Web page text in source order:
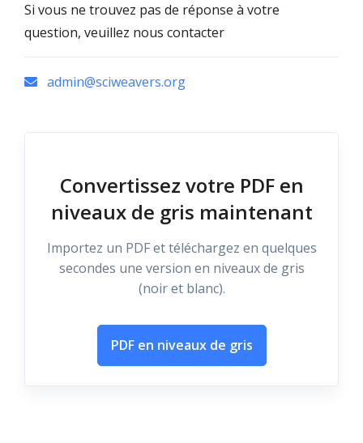
Si vous ne trouvez pas de réponse à votre
question, veuillez nous contacter
admin@sciweavers.org
Convertissez votre PDF en
niveaux de gris maintenant
Importez un PDF et téléchargez en quelques
secondes une version en niveaux de gris
(noir et blanc).
PDF en niveaux de gris